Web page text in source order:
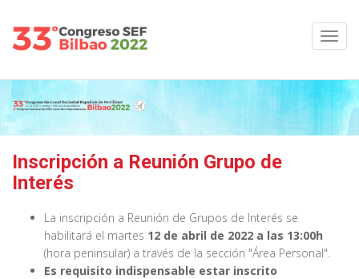
Inscripción a Reunión Grupo de
Interés
La inscripción a Reunión de Grupos de Interés se
habilitará el martes 12 de abril de 2022 a las 13:00h
(hora peninsular) a través de la sección "Área Personal".
Es requisito indispensable estar inscrito